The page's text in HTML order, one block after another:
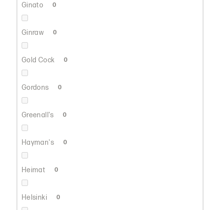
Ginato 0
Ginraw 0
Gold Cock 0
Gordons 0
Greenall's 0
Hayman's 0
Heimat 0
Helsinki 0